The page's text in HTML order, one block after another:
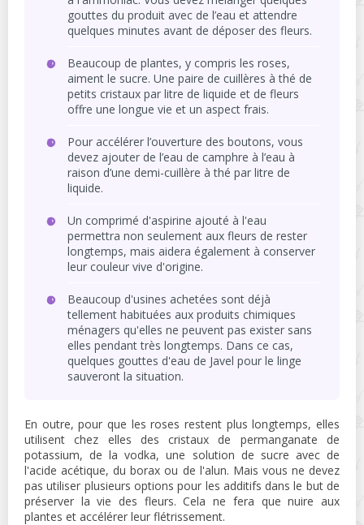
gouttes du produit avec de l’eau et attendre
quelques minutes avant de déposer des fleurs.
Beaucoup de plantes, y compris les roses,
aiment le sucre. Une paire de cuillères à thé de
petits cristaux par litre de liquide et de fleurs
offre une longue vie et un aspect frais.
Pour accélérer l’ouverture des boutons, vous
devez ajouter de l’eau de camphre à l’eau à
raison d’une demi-cuillère à thé par litre de
liquide.
Un comprimé d'aspirine ajouté à l'eau
permettra non seulement aux fleurs de rester
longtemps, mais aidera également à conserver
leur couleur vive d'origine.
Beaucoup d'usines achetées sont déjà
tellement habituées aux produits chimiques
ménagers qu'elles ne peuvent pas exister sans
elles pendant très longtemps. Dans ce cas,
quelques gouttes d'eau de Javel pour le linge
sauveront la situation.
En outre, pour que les roses restent plus longtemps, elles
utilisent chez elles des cristaux de permanganate de
potassium, de la vodka, une solution de sucre avec de
l'acide acétique, du borax ou de l'alun. Mais vous ne devez
pas utiliser plusieurs options pour les additifs dans le but de
préserver la vie des fleurs. Cela ne fera que nuire aux
plantes et accélérer leur flétrissement.